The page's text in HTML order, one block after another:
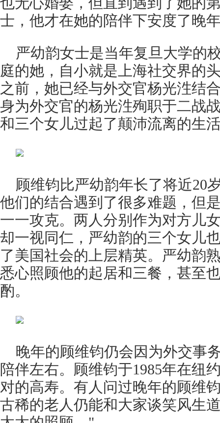
士，他才在她的陪伴下安度了晚
严幼韵女士是当年复旦大学的
庭的她，自小就是上海社交界的
之前，她已经与外交官杨光泩结
身为外交官的杨光泩殉职于二战
和三个女儿过起了颠沛流离的生
顾维钧比严幼韵年长了将近20
他们的结合遇到了很多难题，但
一一攻克。两人分别作为对方儿
却一视同仁，严幼韵的三个女儿
了美国社会的上层精英。严幼韵
悉心照顾他的起居和三餐，甚至
酌。
晚年的顾维钧仍会因为外交事
陪伴左右。顾维钧于1985年在纽
对的高寿。有人问过晚年的顾维
古稀的老人仍能和大家谈笑风生